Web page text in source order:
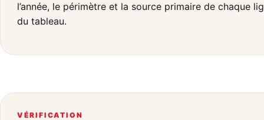
l’année, le périmètre et la source primaire de chaque
du tableau.
VÉRIFICATION